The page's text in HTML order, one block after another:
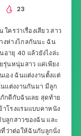
23
ใครว่าเรื่องเสียว สาว
งห่างไกลกันนะ ฉัน
ายุ 40 แล้วยังไงล่ะ
รุ่นหนุ่มสาว แค่เพียง
อง ฉันแต่งงานตั้งแต่
นแต่งงานกันมา มีลูก
กดีกับฉันเลย สุดท้าย
โรงแรมแบบคาหนัง
ลูกสาวของฉัน และ
ว่าต่อให้ฉันกับลูกนั่ง